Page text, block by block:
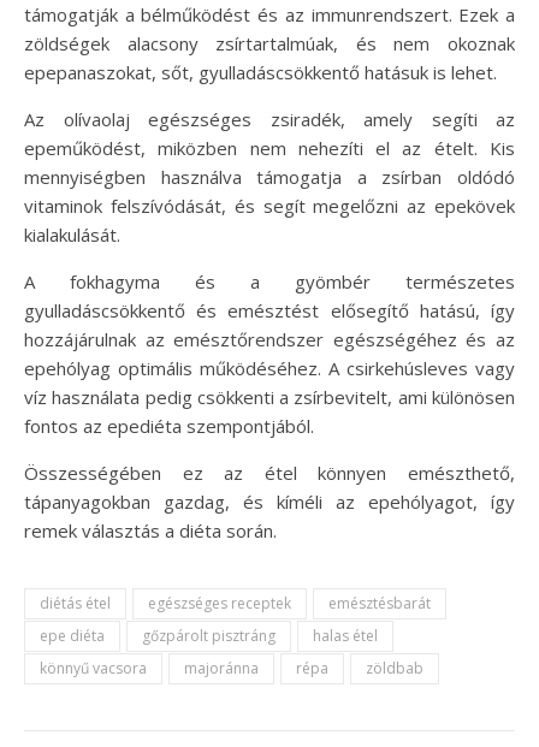
támogatják a bélműködést és az immunrendszert. Ezek a
zöldségek alacsony zsírtartalmúak, és nem okoznak
epepanaszokat, sőt, gyulladáscsökkentő hatásuk is lehet.
Az olívaolaj egészséges zsiradék, amely segíti az
epeműködést, miközben nem nehezíti el az ételt. Kis
mennyiségben használva támogatja a zsírban oldódó
vitaminok felszívódását, és segít megelőzni az epekövek
kialakulását.
A fokhagyma és a gyömbér természetes
gyulladáscsökkentő és emésztést elősegítő hatású, így
hozzájárulnak az emésztőrendszer egészségéhez és az
epehólyag optimális működéséhez. A csirkehúsleves vagy
víz használata pedig csökkenti a zsírbevitelt, ami különösen
fontos az epediéta szempontjából.
Összességében ez az étel könnyen emészthető,
tápanyagokban gazdag, és kíméli az epehólyagot, így
remek választás a diéta során.
diétás étel egészséges receptek
emésztésbarát
epe diéta
gőzpárolt pisztráng
halas étel
könnyű vacsora
majoránna répa zöldbab